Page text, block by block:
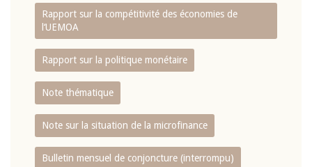
Rapport sur la compétitivité des économies de
l‘UEMOA
Rapport sur la politique monétaire
Note thématique
Note sur la situation de la microfinance
Bulletin mensuel de conjoncture (interrompu)